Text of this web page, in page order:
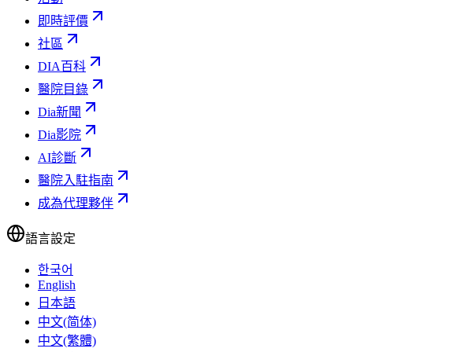
即時評價
社區
DIA百科
醫院目錄
Dia新聞
Dia影院
AI診斷
醫院入駐指南
成為代理夥伴
語言設定
한국어
English
日本語
中文(简体)
中文(繁體)